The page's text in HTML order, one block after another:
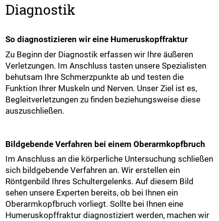
Diagnostik
So diagnostizieren wir eine Humeruskopffraktur
Zu Beginn der Diagnostik erfassen wir Ihre äußeren
Verletzungen. Im Anschluss tasten unsere Spezialisten
behutsam Ihre Schmerzpunkte ab und testen die
Funktion Ihrer Muskeln und Nerven. Unser Ziel ist es,
Begleitverletzungen zu finden beziehungsweise diese
auszuschließen.
Bildgebende Verfahren bei einem Oberarmkopfbruch
Im Anschluss an die körperliche Untersuchung schließen
sich bildgebende Verfahren an. Wir erstellen ein
Röntgenbild Ihres Schultergelenks. Auf diesem Bild
sehen unsere Experten bereits, ob bei Ihnen ein
Oberarmkopfbruch vorliegt. Sollte bei Ihnen eine
Humeruskopffraktur diagnostiziert werden, machen wir